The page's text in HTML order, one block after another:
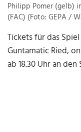
Philipp Pomer (gelb)
(FAC) (Foto: GEPA /
Tickets für das
Guntamatic Ried,
ab 18.30 Uhr an